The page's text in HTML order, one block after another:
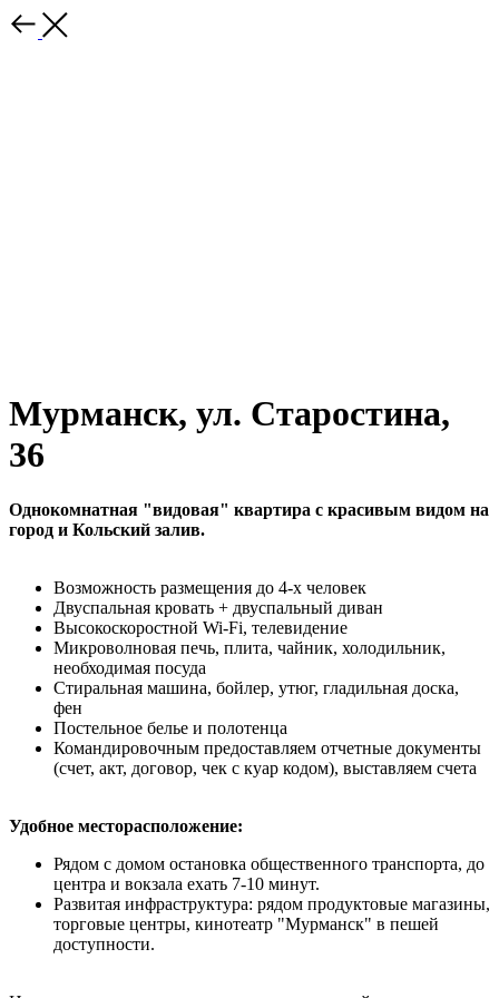
Мурманск, ул. Старостина,
36
Однокомнатная "видовая" квартира с красивым видом на
город и Кольский залив.
Возможность размещения до 4-х человек
Двуспальная кровать + двуспальный диван
Высокоскоростной Wi-Fi, телевидение
Микроволновая печь, плита, чайник, холодильник,
необходимая посуда
Стиральная машина, бойлер, утюг, гладильная доска,
фен
Постельное белье и полотенца
Командировочным предоставляем отчетные документы
(счет, акт, договор, чек с куар кодом), выставляем счета
Удобное месторасположение:
Рядом с домом остановка общественного транспорта, до
центра и вокзала ехать 7-10 минут.
Развитая инфраструктура: рядом продуктовые магазины,
торговые центры, кинотеатр "Мурманск" в пешей
доступности.